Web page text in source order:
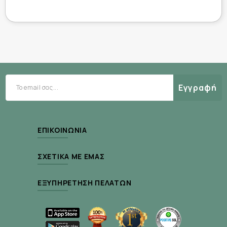
Σε περίπτωση εμφάνισης συμπτωμάτων όπως
ερυθρότητα, πρήξιμο, κνησμός ή ερεθισμός κατά ή
μετά τη χρήση, διακόψτε τη χρήση και
συμβουλευτείτε δερματολόγο. Μην εφαρμόζετε το
Οδηγίες φύλαξης:
μακριά από άμεση έκθεση στον ήλιο.
Εγγραφή
ΕΠΙΚΟΙΝΩΝΊΑ
ΣΧΕΤΙΚΆ ΜΕ ΕΜΆΣ
ΕΞΥΠΗΡΈΤΗΣΗ ΠΕΛΑΤΏΝ